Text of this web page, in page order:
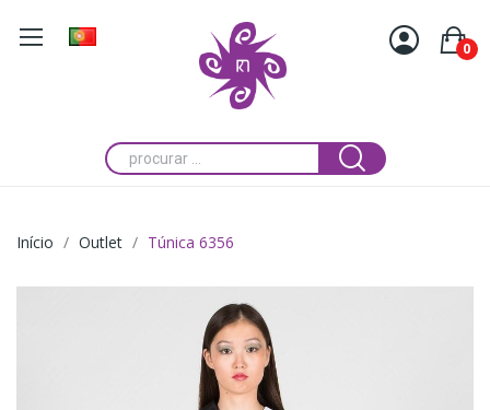
0
Início Outlet Túnica 6356